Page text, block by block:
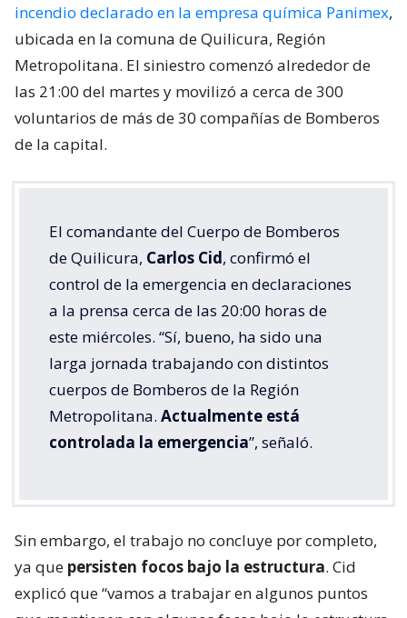
incendio declarado en la empresa química Panimex,
ubicada en la comuna de Quilicura, Región
Metropolitana. El siniestro comenzó alrededor de
las 21:00 del martes y movilizó a cerca de 300
voluntarios de más de 30 compañías de Bomberos
de la capital.
El comandante del Cuerpo de Bomberos
de Quilicura, Carlos Cid, confirmó el
control de la emergencia en declaraciones
a la prensa cerca de las 20:00 horas de
este miércoles. “Sí, bueno, ha sido una
larga jornada trabajando con distintos
cuerpos de Bomberos de la Región
Metropolitana. Actualmente está
controlada la emergencia”, señaló.
Sin embargo, el trabajo no concluye por completo,
ya que persisten focos bajo la estructura. Cid
explicó que “vamos a trabajar en algunos puntos